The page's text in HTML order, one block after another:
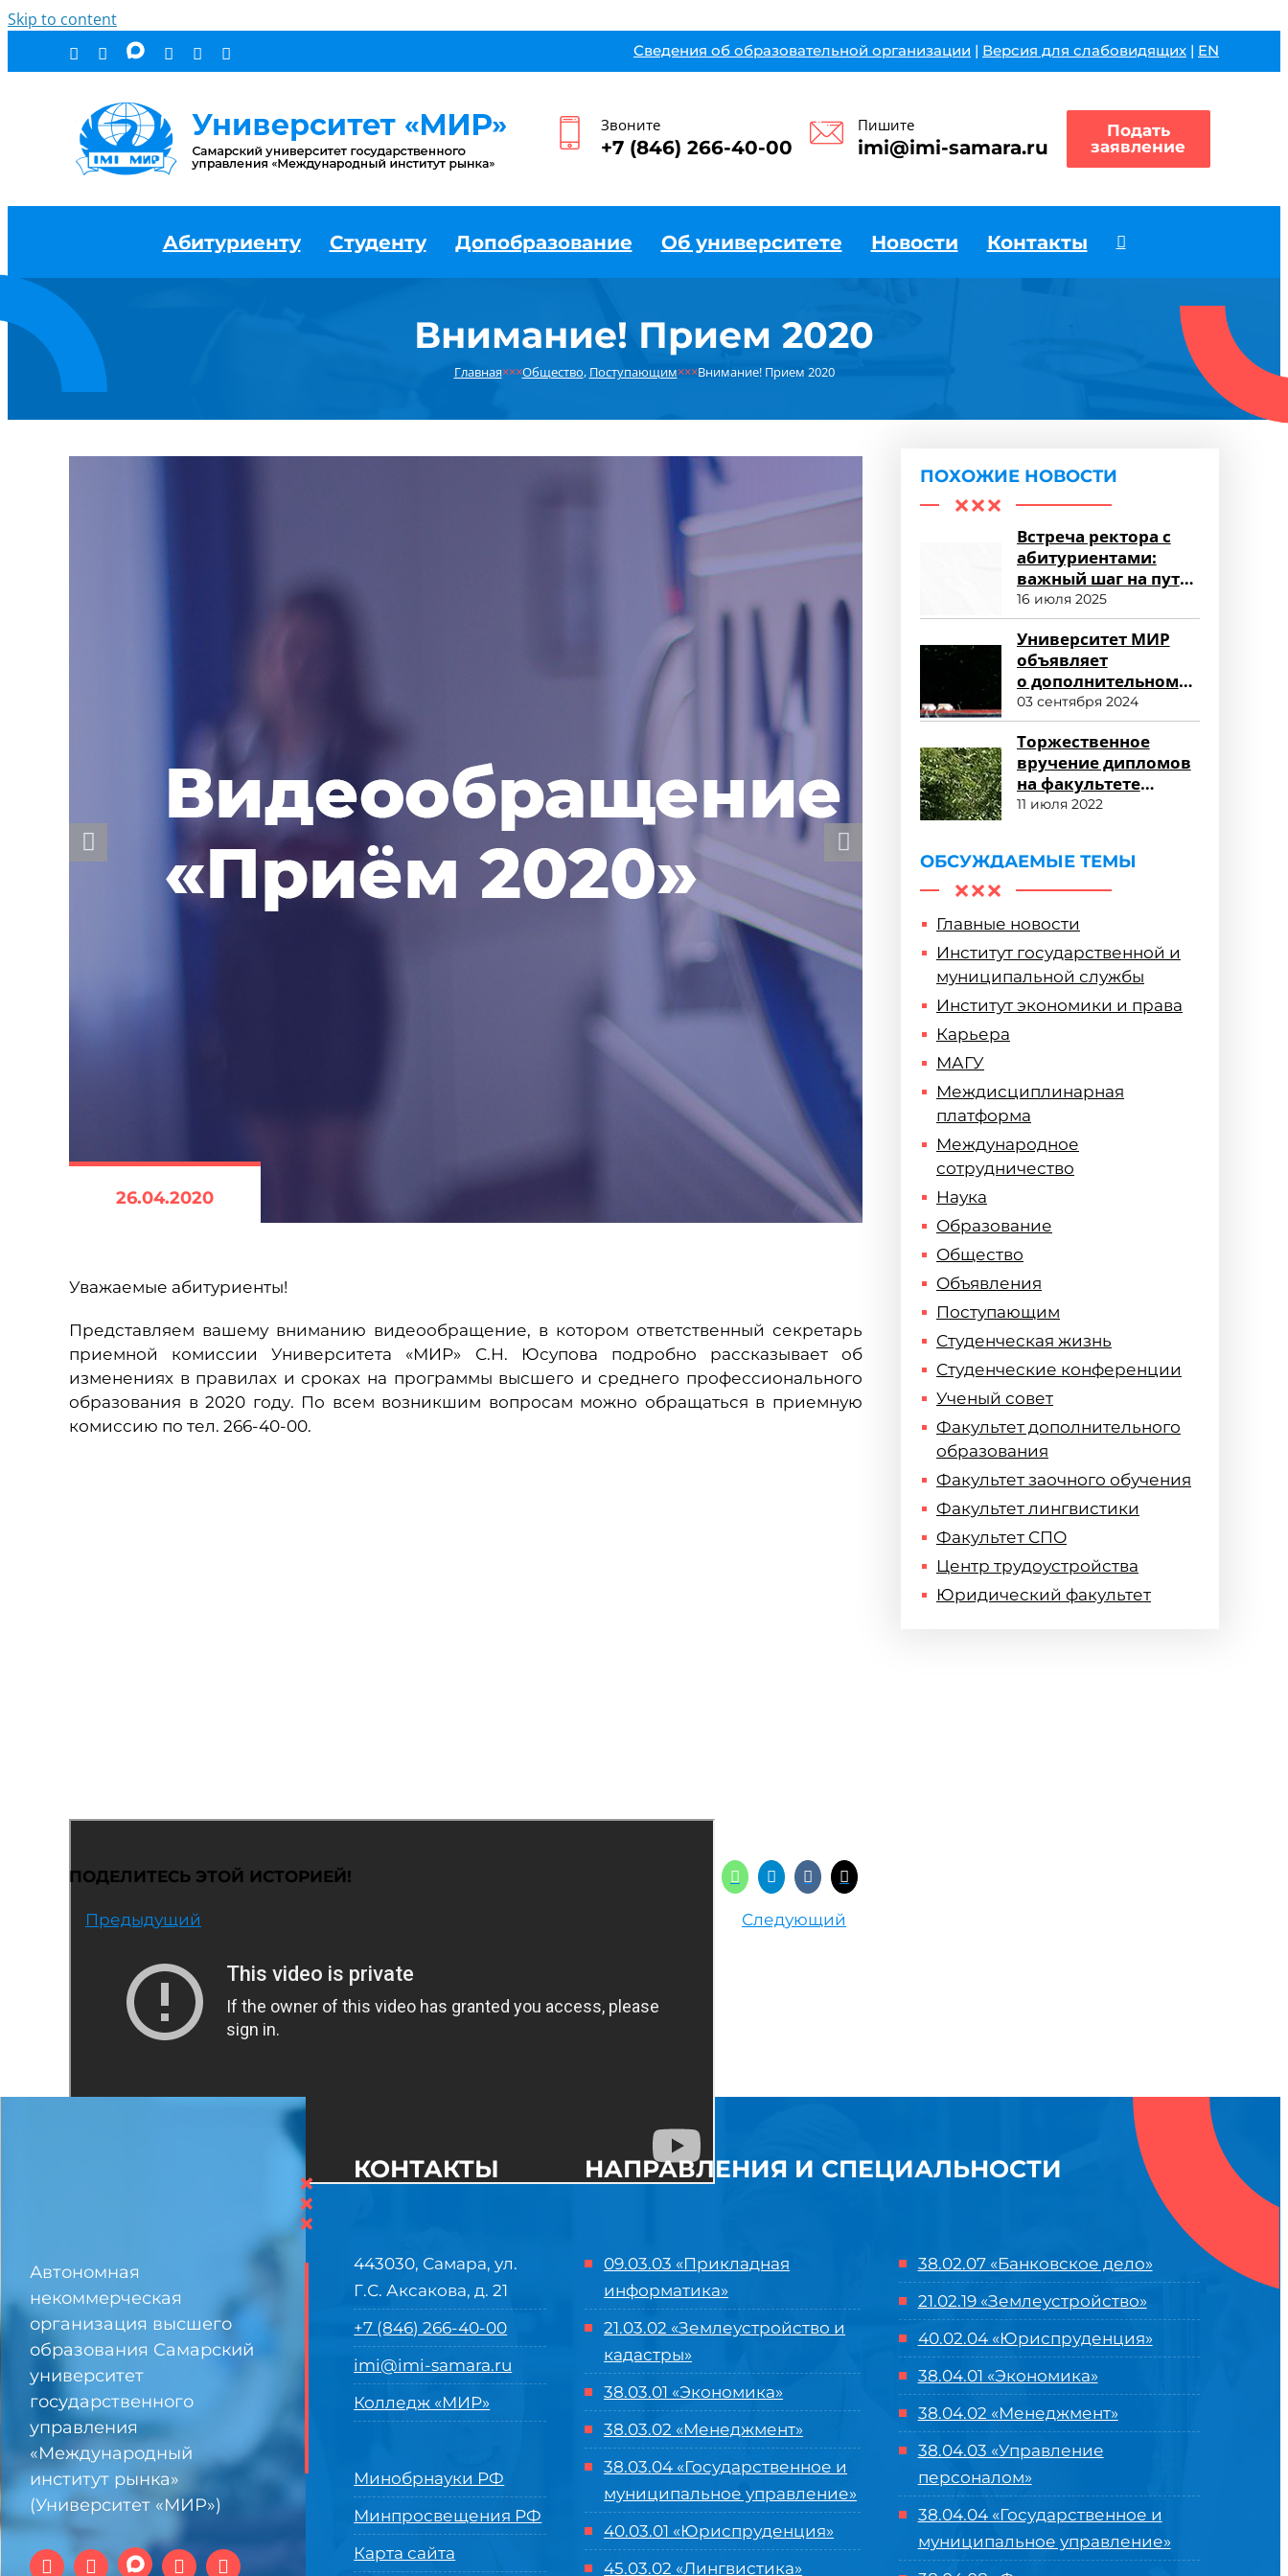
Skip to content
Сведения об образовательной организации | Версия для слабовидящих | EN
Звоните
+7 (846) 266-40-00
Пишите
imi@imi-samara.ru
Подать
заявление
Абитуриенту Студенту Допобразование Об университете Новости Контакты
Внимание! Прием 2020
Главная×××Общество, Поступающим×××Внимание! Прием 2020
26.04.2020
Уважаемые абитуриенты!
Представляем вашему вниманию видеообращение, в котором ответственный секретарь
приемной комиссии Университета «МИР» С.Н. Юсупова подробно рассказывает об
изменениях в правилах и сроках на программы высшего и среднего профессионального
образования в 2020 году. По всем возникшим вопросам можно обращаться в приемную
комиссию по тел. 266-40-00.
ПОДЕЛИТЕСЬ ЭТОЙ ИСТОРИЕЙ!
Предыдущий Следующий
ПОХОЖИЕ НОВОСТИ
Встреча ректора с
абитуриентами:
важный шаг на пути
к успешному
зачислению
16 июля 2025
Университет МИР
объявляет
о дополнительном
наборе
и продолжении
приема заявлений
03 сентября 2024
Торжественное
вручение дипломов
на факультете
среднего
11 июля 2022
ОБСУЖДАЕМЫЕ ТЕМЫ
Главные новости
Институт государственной и
муниципальной службы
Институт экономики и права
Карьера
МАГУ
Междисциплинарная
платформа
Международное
сотрудничество
Наука
Образование
Общество
Объявления
Поступающим
Студенческая жизнь
Студенческие конференции
Ученый совет
Факультет дополнительного
образования
Факультет заочного обучения
Факультет лингвистики
Факультет СПО
Центр трудоустройства
Юридический факультет
Автономная
некоммерческая
организация высшего
образования Самарский
университет
государственного
управления
«Международный
институт рынка»
(Университет «МИР»)
×
×
×
КОНТАКТЫ
443030, Самара, ул.
Г.С. Аксакова, д. 21
+7 (846) 266-40-00
imi@imi-samara.ru
Колледж «МИР»
Минобрнауки РФ
Минпросвещения РФ
Карта сайта
НАПРАВЛЕНИЯ И СПЕЦИАЛЬНОСТИ
09.03.03 «Прикладная
информатика»
21.03.02 «Землеустройство и
кадастры»
38.03.01 «Экономика»
38.03.02 «Менеджмент»
38.03.04 «Государственное и
муниципальное управление»
40.03.01 «Юриспруденция»
45.03.02 «Лингвистика»
38.02.07 «Банковское дело»
21.02.19 «Землеустройство»
40.02.04 «Юриспруденция»
38.04.01 «Экономика»
38.04.02 «Менеджмент»
38.04.03 «Управление
персоналом»
38.04.04 «Государственное и
муниципальное управление»